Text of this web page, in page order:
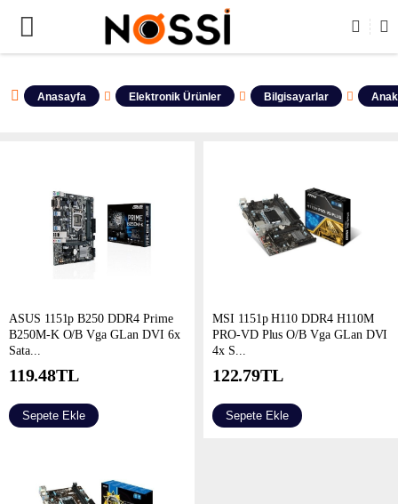
TAMAMI DEMODUR SATIŞA KAPALIDIR !
Anasayfa Elektronik Ürünler Bilgisayarlar
ASUS 1151p B250 DDR4 Prime
B250M-K O/B Vga GLan DVI 6x
Sata...
119.48TL
Sepete Ekle
MSI 1151p H110 DDR4 H110M
PRO-VD Plus O/B Vga GLan DVI
4x S...
122.79TL
Sepete Ekle